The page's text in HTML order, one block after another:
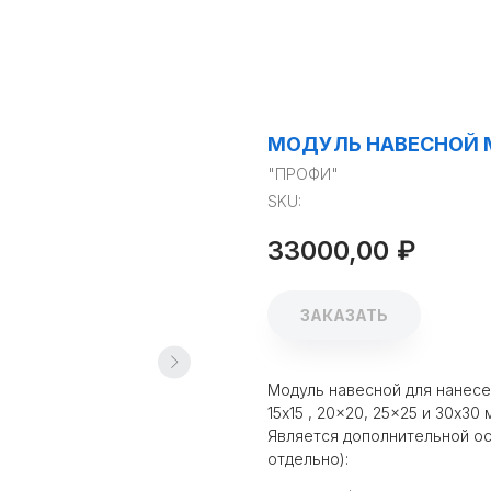
МОДУЛЬ НАВЕСНОЙ
"ПРОФИ"
SKU:
33000,00 ₽
ЗАКАЗАТЬ
Модуль навесной для
15x15 , 20x20, 25x25 и
Является дополнительной
отдельно):